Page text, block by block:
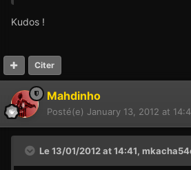
Kudos !
Citer
Mahdinho
Posté(e) January 13, 2012 at
Le 13/01/2012 at 14:41,